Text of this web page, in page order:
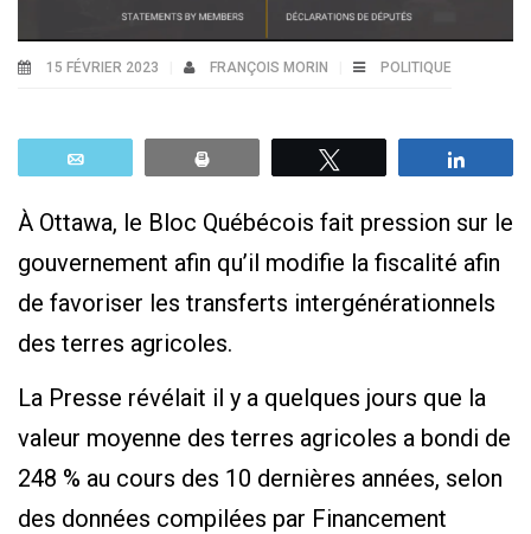
15 FÉVRIER 2023 FRANÇOIS MORIN POLITIQUE
À Ottawa, le Bloc Québécois fait pression sur le
gouvernement afin qu’il modifie la fiscalité afin
de favoriser les transferts intergénérationnels
des terres agricoles.
La Presse révélait il y a quelques jours que la
valeur moyenne des terres agricoles a bondi de
248 % au cours des 10 dernières années, selon
des données compilées par Financement